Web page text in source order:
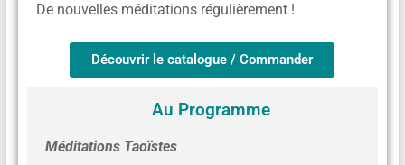
De nouvelles méditations régulièrement !
Découvrir le catalogue / Commander
Au Programme
Méditations Taoïstes